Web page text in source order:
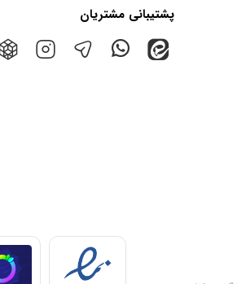
پشتیبانی مشتریان